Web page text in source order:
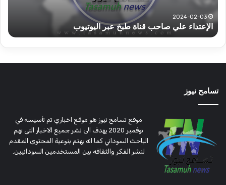
تؤمن
موسم
الحصاد
2022-12-08
قوات الدعم السريع قطاع ولاية شرق دارفور تؤمن موسم
الحصاد
تسامح نيوز
موقع تسامح نيوز هو موقع اخباري تم تأسيسه في
نوفمبر 2020 يهدف الى نشر جميع الاخبار التى تهم
الباحث السوداني كما انه يهتم بنوعية المحتوى المقدم
لنشر الفكر والثقافه بين المستخدمين السودانيين.